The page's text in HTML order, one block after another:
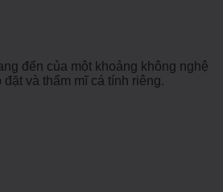
đến của một khoảng không nghệ
và thẩm mĩ cá tính riêng.